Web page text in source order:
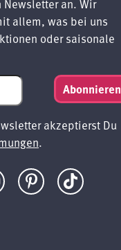
an. Wir
allem, was bei uns
oder saisonale
Abonnieren
akzeptierst Du
.